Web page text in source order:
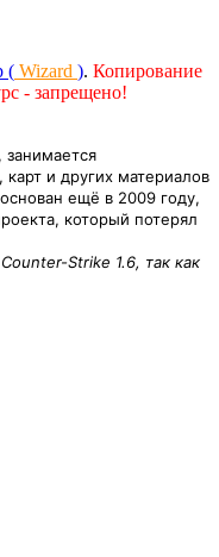
( Wizard ). Копирование
- запрещено!
, занимается
и других материалов
ещё в 2009 году,
который потерял
Strike 1.6, так как